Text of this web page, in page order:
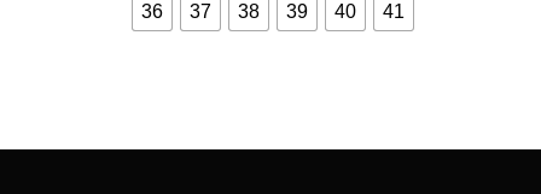
36 37 38 39 40 41